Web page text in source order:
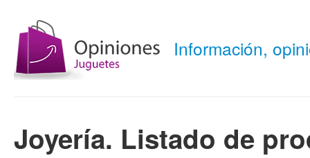
Información,
Joyería. Listado de